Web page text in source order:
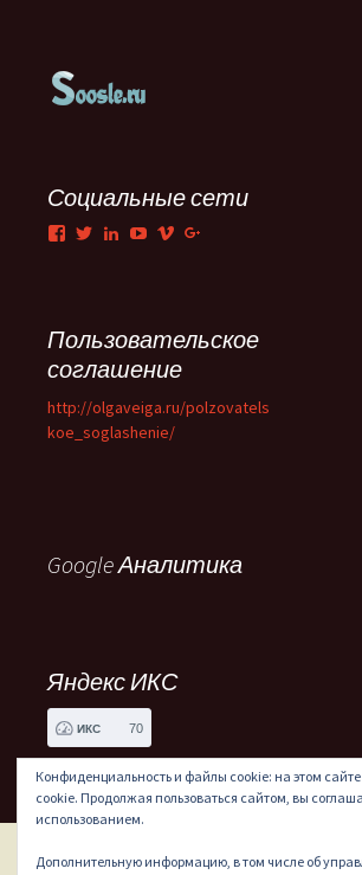
Социальные сети
Facebook
TwitterLinkedIn
YouTube
Vimeo
Пользовательское
соглашение
http://olgaveiga.ru/polzovatels
koe_soglashenie/
Google Аналитика
Яндекс ИКС
ИКС 70
Сайт работает на WordPress
Конфиденциальность и файлы cookie: на этом
cookie. Продолжая пользоваться сайтом, вы
использованием.
Дополнительную информацию, в том числе об